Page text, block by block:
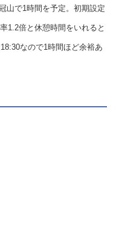
山で1時間を予定。 初期設定
1.2倍と休憩時間をいれると
なので1時間ほど余裕あ